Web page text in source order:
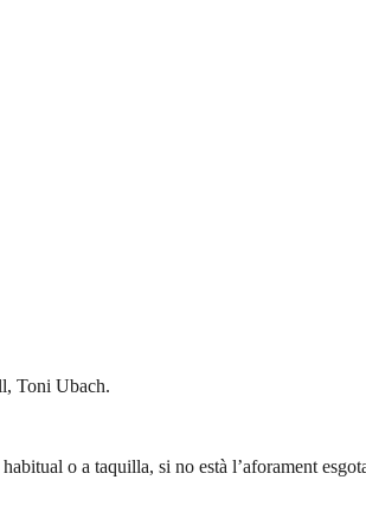
Toni Ubach.
o a taquilla, si no està l’aforament